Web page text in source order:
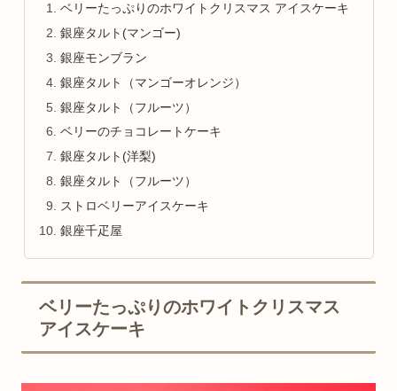
ベリーたっぷりのホワイトクリスマス アイスケーキ
銀座タルト(マンゴー)
銀座モンブラン
銀座タルト（マンゴーオレンジ）
銀座タルト（フルーツ）
ベリーのチョコレートケーキ
銀座タルト(洋梨)
銀座タルト（フルーツ）
ストロベリーアイスケーキ
銀座千疋屋
ベリーたっぷりのホワイトクリスマス
アイスケーキ